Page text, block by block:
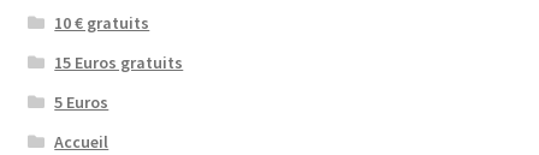
10 € gratuits
15 Euros gratuits
5 Euros
Accueil